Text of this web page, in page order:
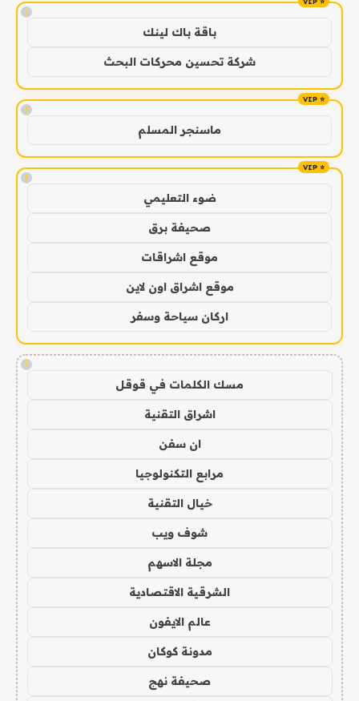
!
باقة باك لينك
شركة تحسين محركات البحث
!
ماسنجر المسلم
!
ضوء التعليمي
صحيفة برق
موقع اشراقات
موقع اشراق اون لاين
اركان سياحة وسفر
!
مسك الكلمات في قوقل
اشراق التقنية
ان سفن
مرابع التكنولوجيا
خيال التقنية
شوف ويب
مجلة الاسهم
الشرقية الاقتصادية
عالم الايفون
مدونة كوكان
صحيفة نهج